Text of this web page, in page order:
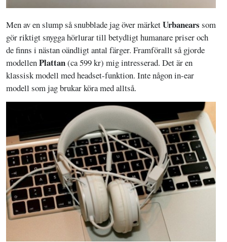
Men av en slump så snubblade jag över märketUrbanears som
gör riktigt snygga hörlurar till betydligt humanare priser och
de finns i nästan oändligt antal färger. Framförallt så gjorde
modellenPlattan(ca 599 kr) mig intresserad. Det är en
klassisk modell med headset-funktion. Inte någon in-ear
modell som jag brukar köra med alltså.